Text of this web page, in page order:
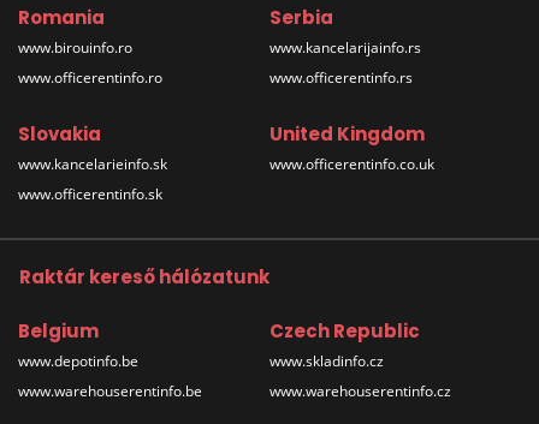
Romania
www.birouinfo.ro
www.officerentinfo.ro
Serbia
www.kancelarijainfo.rs
www.officerentinfo.rs
Slovakia
www.kancelarieinfo.sk
www.officerentinfo.sk
United Kingdom
www.officerentinfo.co.uk
Raktár kereső hálózatunk
Belgium
www.depotinfo.be
www.warehouserentinfo.be
Czech Republic
www.skladinfo.cz
www.warehouserentinfo.cz